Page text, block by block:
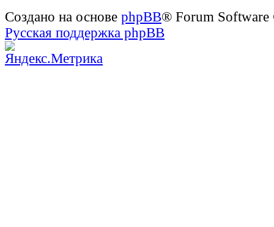
Создано на основе phpBB® Forum
Русская поддержка phpBB